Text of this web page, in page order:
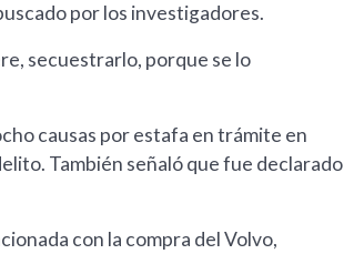
por los investigadores.
secuestrarlo, porque se lo
causas por estafa en trámite en
También señaló que fue declarado
con la compra del Volvo,